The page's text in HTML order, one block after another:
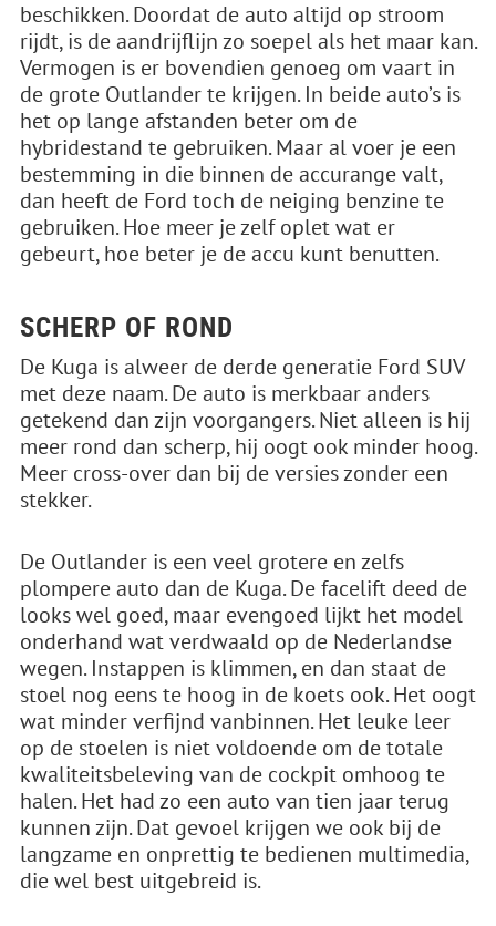
beschikken. Doordat de auto altijd op stroom
rijdt, is de aandrijflijn zo soepel als het maar kan.
Vermogen is er bovendien genoeg om vaart in
de grote Outlander te krijgen. In beide auto’s is
het op lange afstanden beter om de
hybridestand te gebruiken. Maar al voer je een
bestemming in die binnen de accurange valt,
dan heeft de Ford toch de neiging benzine te
gebruiken. Hoe meer je zelf oplet wat er
gebeurt, hoe beter je de accu kunt benutten.
SCHERP OF ROND
De Kuga is alweer de derde generatie Ford SUV
met deze naam. De auto is merkbaar anders
getekend dan zijn voorgangers. Niet alleen is hij
meer rond dan scherp, hij oogt ook minder hoog.
Meer cross-over dan bij de versies zonder een
stekker.
De Outlander is een veel grotere en zelfs
plompere auto dan de Kuga. De facelift deed de
looks wel goed, maar evengoed lijkt het model
onderhand wat verdwaald op de Nederlandse
wegen. Instappen is klimmen, en dan staat de
stoel nog eens te hoog in de koets ook. Het oogt
wat minder verfijnd vanbinnen. Het leuke leer
op de stoelen is niet voldoende om de totale
kwaliteitsbeleving van de cockpit omhoog te
halen. Het had zo een auto van tien jaar terug
kunnen zijn. Dat gevoel krijgen we ook bij de
langzame en onprettig te bedienen multimedia,
die wel best uitgebreid is.